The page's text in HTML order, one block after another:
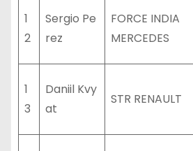
1
2
Sergio Pe
rez
FORCE INDIA
MERCEDES
1
3
Daniil Kvy
at
STR RENAULT